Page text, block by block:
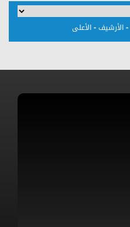
-الأرشيف-الأعلى